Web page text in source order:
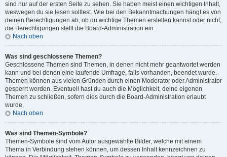
sind nur auf der ersten Seite zu sehen. Sie haben meist einen wichtigen Inhalt,
weswegen du sie lesen solltest. Wie bei den Bekanntmachungen hängt es von
deinen Berechtigungen ab, ob du wichtige Themen erstellen kannst oder nicht;
die Berechtigungen stellt die Board-Administration ein.
Nach oben
Was sind geschlossene Themen?
Geschlossene Themen sind Themen, in denen nicht mehr geantwortet werden
kann und bei denen eine laufende Umfrage, falls vorhanden, beendet wurde.
Themen können aus vielen Gründen durch einen Moderator oder Administrator
gesperrt werden. Eventuell hast du auch die Möglichkeit, deine eigenen
Themen zu schließen, sofern dies durch die Board-Administration erlaubt
wurde.
Nach oben
Was sind Themen-Symbole?
Themen-Symbole sind vom Autor ausgewählte Bilder, welche mit einem
Thema in Verbindung stehen können, um dessen Inhalt kennzeichnen zu